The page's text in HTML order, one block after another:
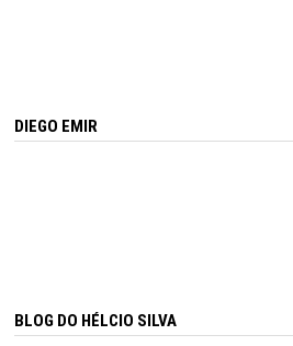
DIEGO EMIR
BLOG DO HÉLCIO SILVA